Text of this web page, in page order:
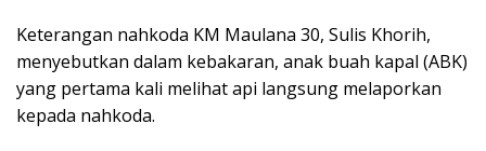
Keterangan nahkoda KM Maulana 30, Sulis Khorih,
menyebutkan dalam kebakaran, anak buah kapal (ABK)
yang pertama kali melihat api langsung melaporkan
kepada nahkoda.